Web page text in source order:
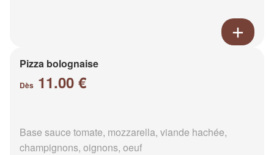
Pizza bolognaise
Dès 11.00 €
Base sauce tomate, mozzarella, viande hachée,
champignons, oignons, oeuf